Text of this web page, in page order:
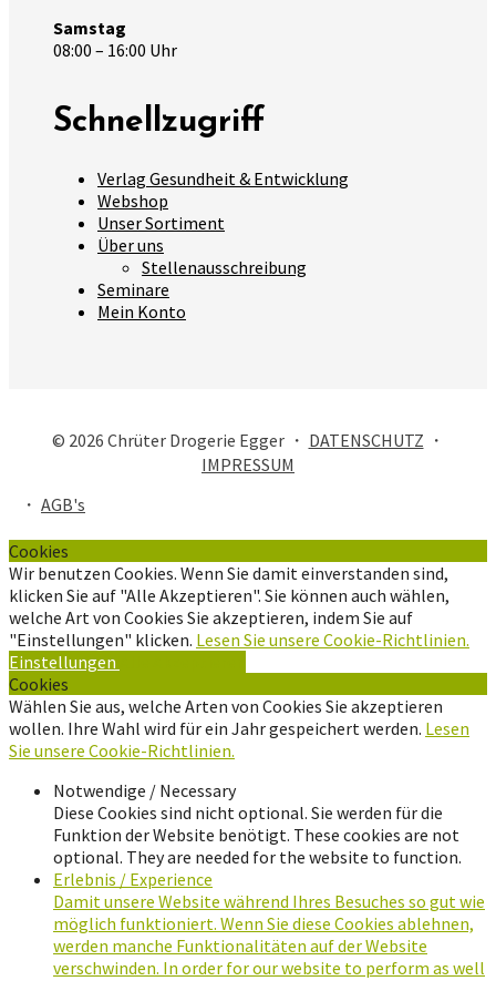
Samstag
08:00 – 16:00 Uhr
Schnellzugriff
Verlag Gesundheit & Entwicklung
Webshop
Unser Sortiment
Über uns
Stellenausschreibung
Seminare
Mein Konto
© 2026 Chrüter Drogerie Egger ・ DATENSCHUTZ ・
IMPRESSUM
・ AGB's
Cookies
Wir benutzen Cookies. Wenn Sie damit einverstanden sind,
klicken Sie auf "Alle Akzeptieren". Sie können auch wählen,
welche Art von Cookies Sie akzeptieren, indem Sie auf
"Einstellungen" klicken. Lesen Sie unsere Cookie-Richtlinien.
Einstellungen
Cookies
Wählen Sie aus, welche Arten von Cookies Sie akzeptieren
wollen. Ihre Wahl wird für ein Jahr gespeichert werden. Lesen
Sie unsere Cookie-Richtlinien.
Notwendige / Necessary
Diese Cookies sind nicht optional. Sie werden für die
Funktion der Website benötigt. These cookies are not
optional. They are needed for the website to function.
Erlebnis / Experience
Damit unsere Website während Ihres Besuches so gut wie
möglich funktioniert. Wenn Sie diese Cookies ablehnen,
werden manche Funktionalitäten auf der Website
verschwinden. In order for our website to perform as well